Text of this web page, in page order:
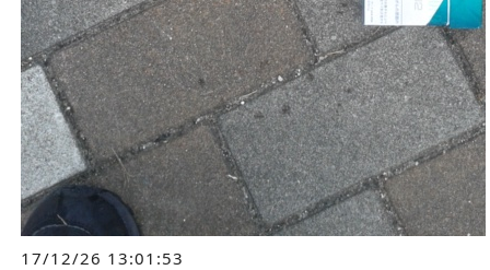
17/12/26 13:01:53